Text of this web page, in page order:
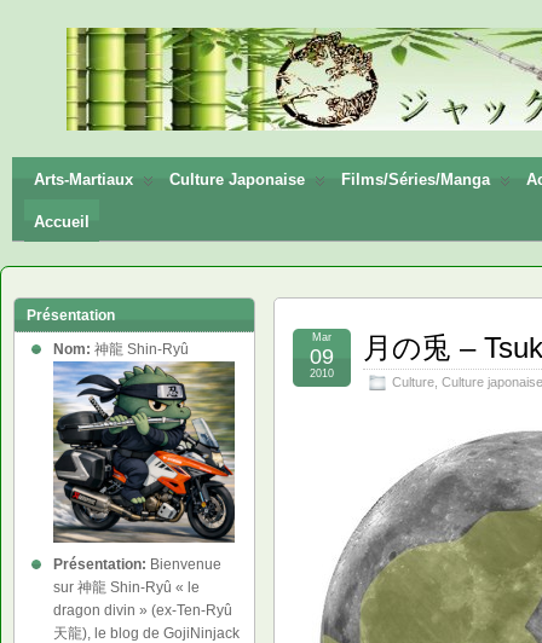
神龍
Shin-
Ryū
Arts-Martiaux Culture Japonaise Films/Séries/Manga
Accueil
月の兎 –
Culture Culture japonaise
Mar
09
2010
Présentation
Nom: 神龍 Shin-Ryû
Présentation: Bienvenue
sur 神龍 Shin-Ryû « le
dragon divin » (ex-Ten-Ryû
天龍), le blog de GojiNinjack